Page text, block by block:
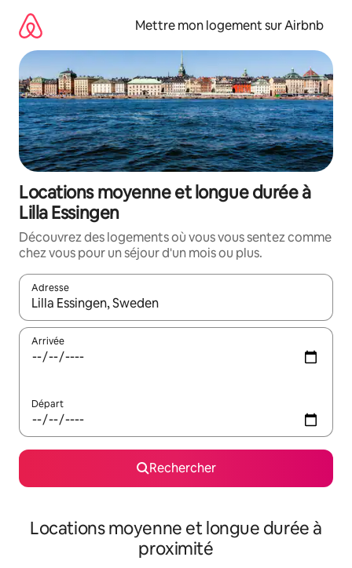
directement
contenu
Mettre mon logement sur Airbnb
Locations moyenne et longue durée à
Lilla Essingen
Découvrez des logements où vous vous sentez comme
chez vous pour un séjour d'un mois ou plus.
Adresse
Lorsque les résultats s'affichent, utilisez les flèches vers le
Arrivée
Départ
Rechercher
Locations moyenne et longue durée à
proximité